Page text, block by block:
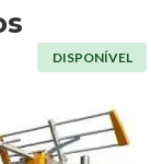
DISPONÍVEL